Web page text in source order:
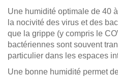
Une humidité optimale de 40
la nocivité des virus et des
que la grippe (y compris le
bactériennes sont souvent
particulier dans les espaces
Une bonne humidité permet